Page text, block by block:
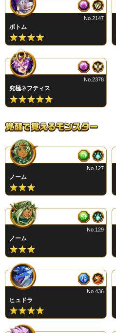
ボトム
No.2147
究極ネフティス
No.2378
ノーム
No.127
ノーム
No.129
ヒュドラ
No.436